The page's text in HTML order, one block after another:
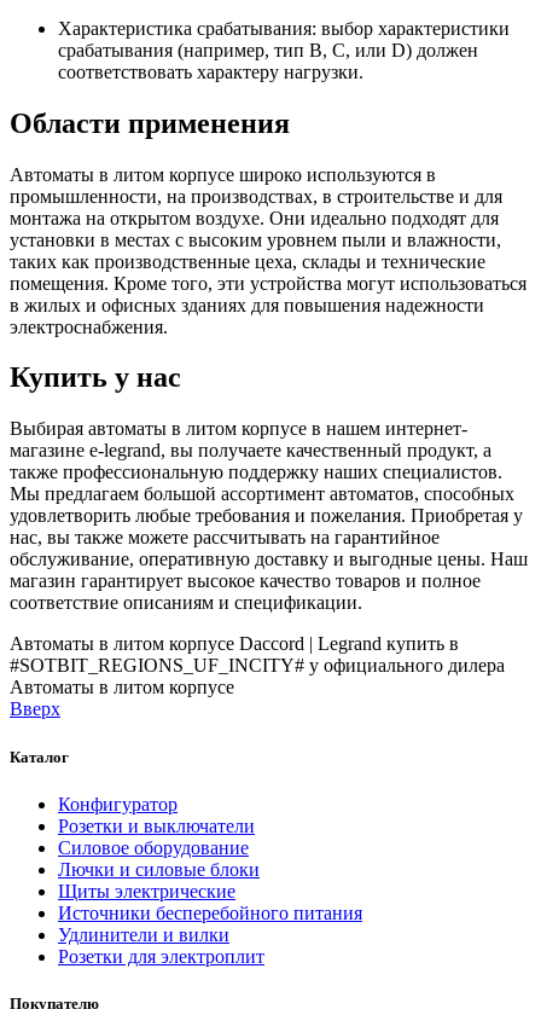
Характеристика срабатывания: выбор характеристики
срабатывания (например, тип B, C, или D) должен
соответствовать характеру нагрузки.
Области применения
Автоматы в литом корпусе широко используются в
промышленности, на производствах, в строительстве и для
монтажа на открытом воздухе. Они идеально подходят для
установки в местах с высоким уровнем пыли и влажности,
таких как производственные цеха, склады и технические
помещения. Кроме того, эти устройства могут использоваться
в жилых и офисных зданиях для повышения надежности
электроснабжения.
Купить у нас
Выбирая автоматы в литом корпусе в нашем интернет-
магазине e-legrand, вы получаете качественный продукт, а
также профессиональную поддержку наших специалистов.
Мы предлагаем большой ассортимент автоматов, способных
удовлетворить любые требования и пожелания. Приобретая у
нас, вы также можете рассчитывать на гарантийное
обслуживание, оперативную доставку и выгодные цены. Наш
магазин гарантирует высокое качество товаров и полное
соответствие описаниям и спецификации.
Автоматы в литом корпусе Daccord | Legrand купить в
#SOTBIT_REGIONS_UF_INCITY# у официального дилера
Автоматы в литом корпусе
Вверх
Каталог
Конфигуратор
Розетки и выключатели
Силовое оборудование
Лючки и силовые блоки
Щиты электрические
Источники бесперебойного питания
Удлинители и вилки
Розетки для электроплит
Покупателю